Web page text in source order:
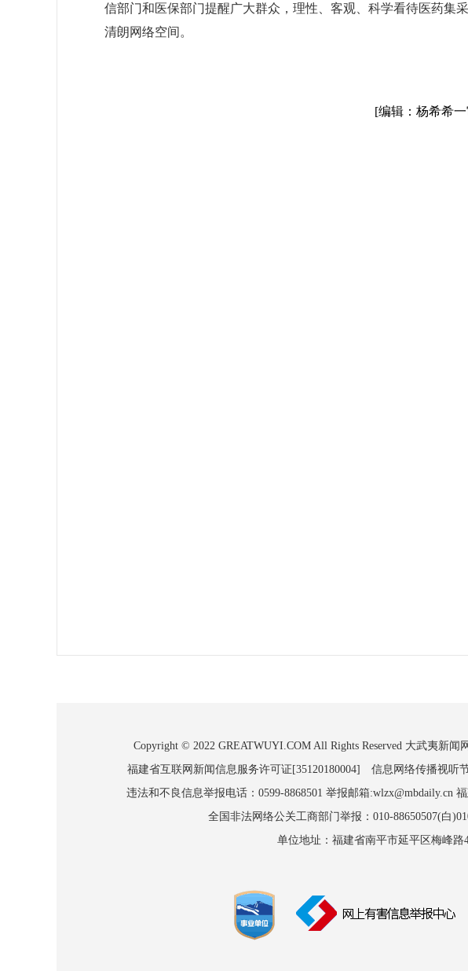
信部门和医保部门提醒广大群众，理性、客观、科学看待医药集
清朗网络空间。
[编辑：杨希希
Copyright © 2022 GREATWUYI.COM All Rights Reserved 大武夷新
福建省互联网新闻信息服务许可证[35120180004] 信息网络传播视听
违法和不良信息举报电话：0599-8868501 举报邮箱:wlzx@mbdaily.cn
全国非法网络公关工商部门举报：010-88650507(白
单位地址：福建省南平市延平区梅峰路